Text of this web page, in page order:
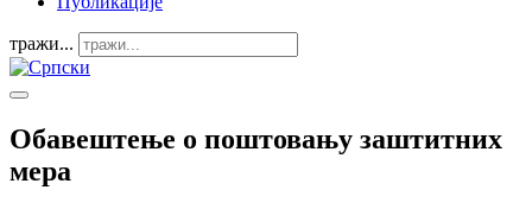
тражи...
Обавештење о поштовању заштитних
мера